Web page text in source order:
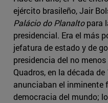
ejército brasileño, Jair
Palácio do Planaltopara
presidencial. Era el más
jefatura de estado y de
presidencia del no
Quadros, en la década
anunciaban el inminente
democracia del mundo;